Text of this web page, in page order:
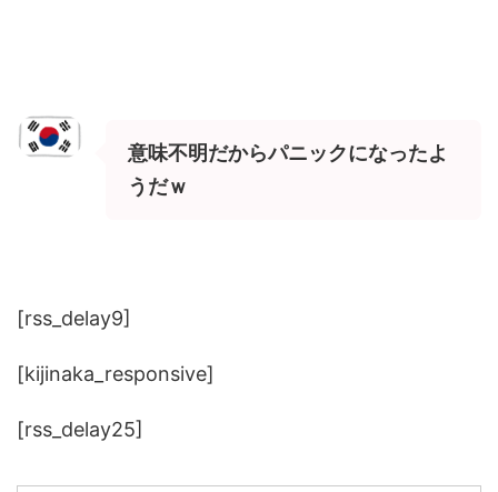
意味不明だからパニックになったよ
うだｗ
[rss_delay9]
[kijinaka_responsive]
[rss_delay25]